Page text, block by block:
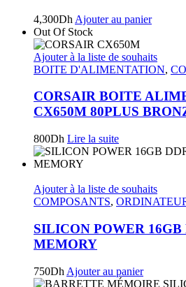
4,300Dh Ajouter au panier
Out Of Stock
Ajouter à la liste de souhaits
BOITE D'ALIMENTATION,
CORSAIR BOITE
CX650M 80PLUS
800Dh Lire la suite
Ajouter à la liste de souhaits
COMPOSANTS,
SILICON POWER
MEMORY
750Dh Ajouter au panier